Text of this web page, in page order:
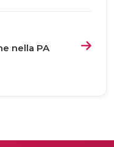
nella PA